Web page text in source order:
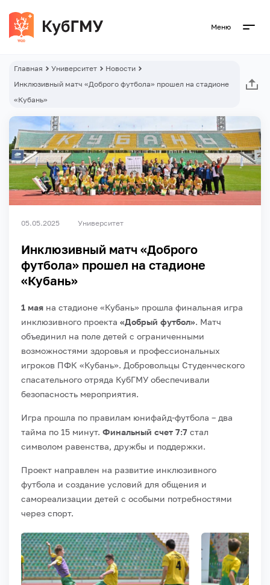
Меню
Главная Университет
Новости
Инклюзивный матч «Доброго футбола» прошел на стадионе
«Кубань»
05.05.2025 Университет
Инклюзивный матч «Доброго
футбола» прошел на стадионе
«Кубань»
1 мая на стадионе «Кубань» прошла финальная игра
инклюзивного проекта «Добрый футбол». Матч
объединил на поле детей с ограниченными
возможностями здоровья и профессиональных
игроков ПФК «Кубань». Добровольцы Студенческого
спасательного отряда КубГМУ обеспечивали
безопасность мероприятия.
Игра прошла по правилам юнифайд-футбола – два
тайма по 15 минут. Финальный счет 7:7 стал
символом равенства, дружбы и поддержки.
Проект направлен на развитие инклюзивного
футбола и создание условий для общения и
самореализации детей с особыми потребностями
через спорт.